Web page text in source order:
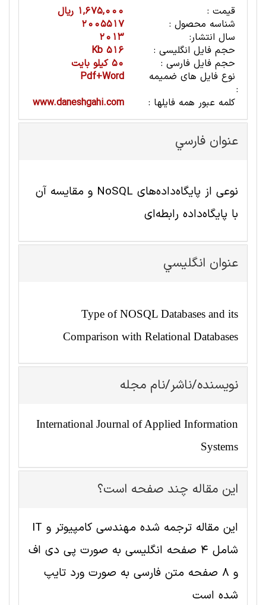
قیمت :
1,675,000 ریال
شناسه محصول :
2005517
سال انتشار:
2013
حجم فایل انگلیسی :
516 Kb
حجم فایل فارسی :
50 کیلو بایت
نوع فایل های ضمیمه
:
Pdf+Word
کلمه عبور همه فایلها :
www.daneshgahi.com
عنوان فارسي
نوعی از پایگاه‌داده‌های NoSQL و مقایسه آن
با پایگاه‌داده رابطه‌ای
عنوان انگليسي
Type of NOSQL Databases and its
Comparison with Relational Databases
نویسنده/ناشر/نام مجله
International Journal of Applied Information
Systems
این مقاله چند صفحه است؟
این مقاله ترجمه شده مهندسی کامپیوتر و IT
شامل 4 صفحه انگلیسی به صورت پی دی اف
و 8 صفحه متن فارسی به صورت ورد تایپ
شده است